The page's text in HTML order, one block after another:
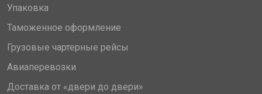
Упаковка
Таможенное оформление
Грузовые чартерные рейсы
Авиаперевозки
Доставка от «двери до двери»